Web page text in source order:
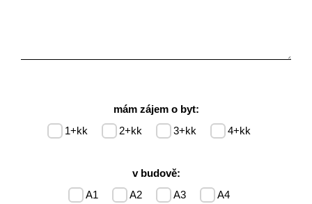
mám zájem o byt:
1+kk 2+kk 3+kk 4+kk
v budově:
A1 A2 A3 A4